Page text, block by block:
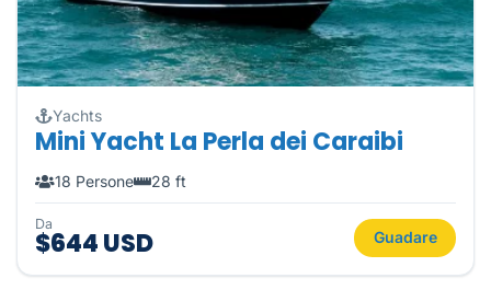
Yachts
Mini Yacht La Perla dei Caraibi
18 Persone 28 ft
Da
$644 USD Guadare